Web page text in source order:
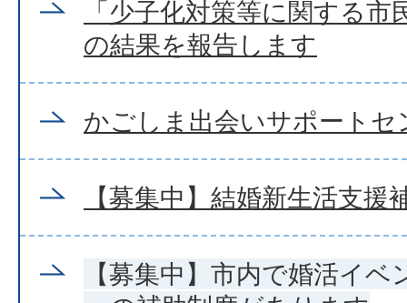
「少子化対策等に関する
の結果を報告します
かごしま出会いサポートセ
【募集中】結婚新生活支援
【募集中】市内で婚活イ